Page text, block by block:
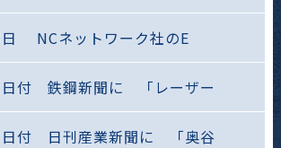
NCネットワーク社のE
日付 鉄鋼新聞に 「レーザー
日付 日刊産業新聞に 「奥谷